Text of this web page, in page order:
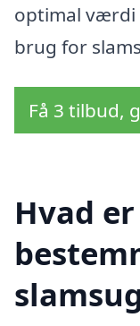
optimal værdi
brug for
Få 3 tilbud,
Hvad